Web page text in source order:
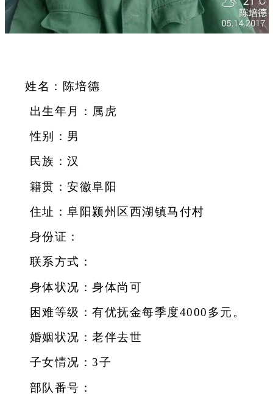
姓名：陈培德
出生年月：属虎
性别：男
民族：汉
籍贯：安徽阜阳
住址：阜阳颍州区西湖镇马付村
身份证：
联系方式：
身体状况：身体尚可
困难等级：有优抚金每季度4000多元。
婚姻状况：老伴去世
子女情况：3子
部队番号：